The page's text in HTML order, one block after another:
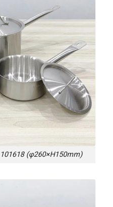
(φ260×H150mm)